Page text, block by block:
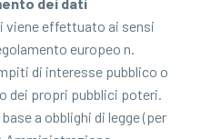
viene effettuato ai sensi
europeo n.
di interesse pubblico o
dei propri pubblici poteri.
a obblighi di legge (per